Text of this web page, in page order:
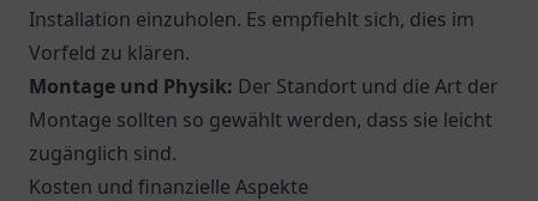
Installation einzuholen. Es empfiehlt sich, dies im
Vorfeld zu klären.
Montage und Physik: Der Standort und die Art der
Montage sollten so gewählt werden, dass sie leicht
zugänglich sind.
Kosten und finanzielle Aspekte